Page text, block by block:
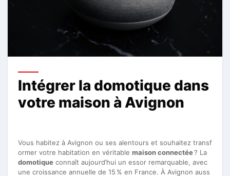
Intégrer la domotique dans
votre maison à Avignon
Vous habitez à Avignon ou ses alentours et souhaitez transf
ormer votre habitation en véritable maison connectée? La
domotique connaît aujourd’hui un essor remarquable, avec
une croissance annuelle de 15 % en France. À Avignon auss